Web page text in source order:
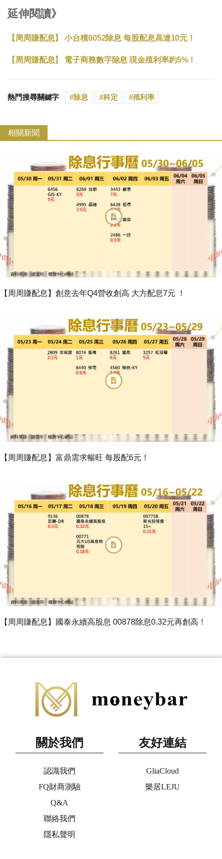
延伸閱讀》
【周周賺配息】 小台積0052除息 每股配息高達10元！
【周周賺配息】 電子商務數字除息 現金殖利率約5%！
熱門搜尋關鍵字 除息 科定 殖利率
相關新聞
【周周賺配息】創意去年Q4營收創高 大方配息7元 ！
【周周賺配息】富鼎需求暢旺 每股配6元！
【周周賺配息】國泰永續高股息 00878除息0.32元再創高！
關於我們
認識我們
FQ財商測驗
Q&A
聯絡我們
隱私聲明
友好連結
GliaCloud
樂居LEJU